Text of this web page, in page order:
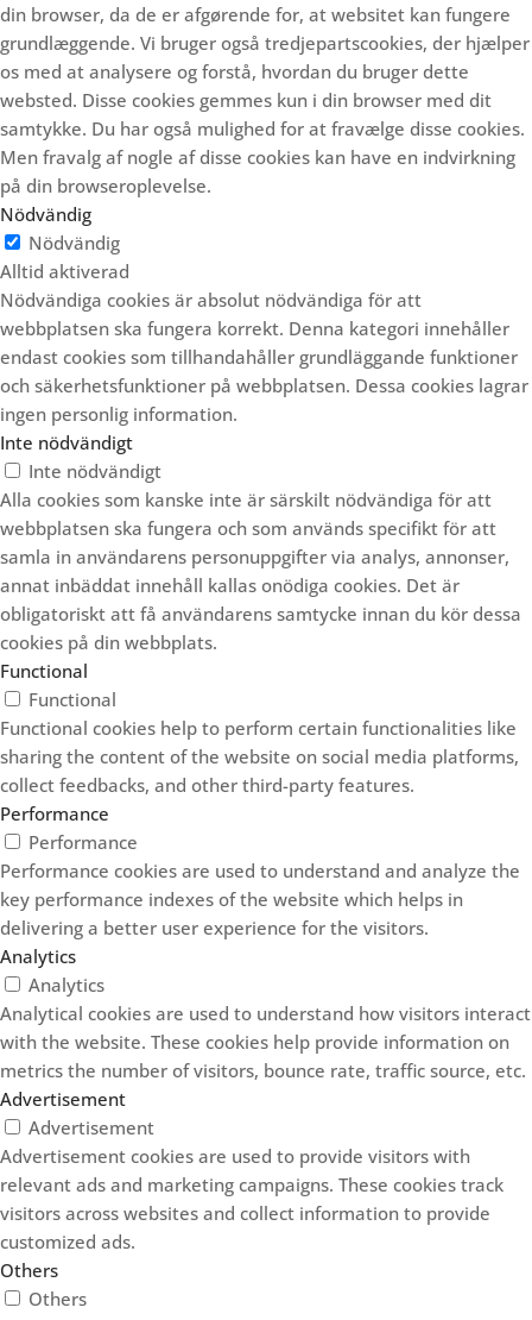
din browser, da de er afgørende for, at websitet kan fungere
grundlæggende. Vi bruger også tredjepartscookies, der hjælper
os med at analysere og forstå, hvordan du bruger dette
websted. Disse cookies gemmes kun i din browser med dit
samtykke. Du har også mulighed for at fravælge disse cookies.
Men fravalg af nogle af disse cookies kan have en indvirkning
på din browseroplevelse.
Nödvändig
Nödvändig
Alltid aktiverad
Nödvändiga cookies är absolut nödvändiga för att
webbplatsen ska fungera korrekt. Denna kategori innehåller
endast cookies som tillhandahåller grundläggande funktioner
och säkerhetsfunktioner på webbplatsen. Dessa cookies lagrar
ingen personlig information.
Inte nödvändigt
Inte nödvändigt
Alla cookies som kanske inte är särskilt nödvändiga för att
webbplatsen ska fungera och som används specifikt för att
samla in användarens personuppgifter via analys, annonser,
annat inbäddat innehåll kallas onödiga cookies. Det är
obligatoriskt att få användarens samtycke innan du kör dessa
cookies på din webbplats.
Functional
Functional
Functional cookies help to perform certain functionalities like
sharing the content of the website on social media platforms,
collect feedbacks, and other third-party features.
Performance
Performance
Performance cookies are used to understand and analyze the
key performance indexes of the website which helps in
delivering a better user experience for the visitors.
Analytics
Analytics
Analytical cookies are used to understand how visitors interact
with the website. These cookies help provide information on
metrics the number of visitors, bounce rate, traffic source, etc.
Advertisement
Advertisement
Advertisement cookies are used to provide visitors with
relevant ads and marketing campaigns. These cookies track
visitors across websites and collect information to provide
customized ads.
Others
Others